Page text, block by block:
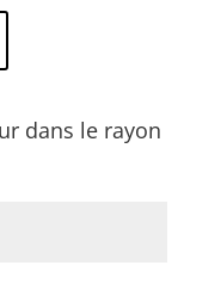
dans le rayon